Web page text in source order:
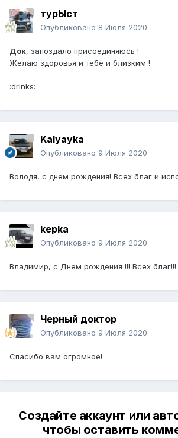
турЫст
Опубликовано 8 Июля 2020
Док, запоздало присоединяюсь !
Желаю здоровья и тебе и близким !
:drinks:
Kalyayka
Опубликовано 9 Июля 2020
Володя, с днем рождения! Всех благ и
kepka
Опубликовано 9 Июля 2020
Владимир, с Днем рождения !!! Всех
Черный доктор
Опубликовано 9 Июля 2020
Спасибо вам огромное!
Создайте аккаунт или
чтобы оставить